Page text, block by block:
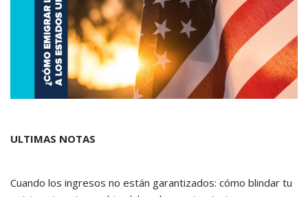
ULTIMAS NOTAS
Cuando los ingresos no están garantizados: cómo blindar tu